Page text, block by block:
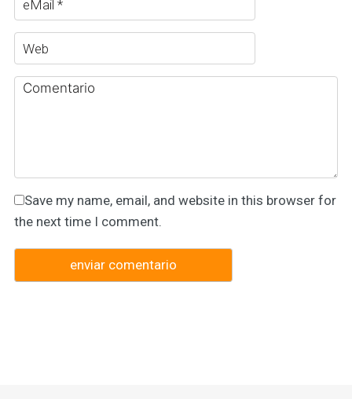
Save my name, email, and website in this browser for
the next time I comment.